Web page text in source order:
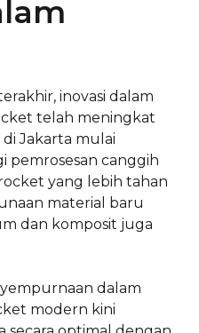
inovasi dalam
telah meningkat
Jakarta mulai
pemrosesan canggih
yang lebih tahan
material baru
dan komposit juga
dalam
modern kini